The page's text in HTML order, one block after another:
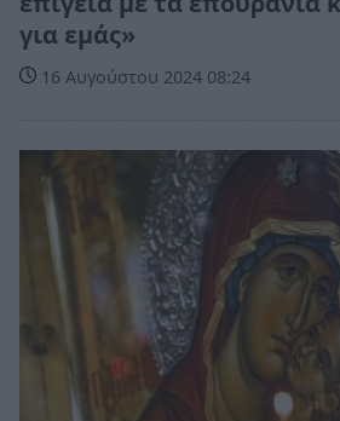
για εμάς»
16 Αυγούστου 2024 08:24